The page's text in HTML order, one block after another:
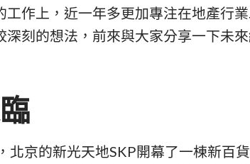
工作上，近一年多更加專注在地產行
深刻的想法，前來與大家分享一下未
北京的新光天地SKP開幕了一棟新百